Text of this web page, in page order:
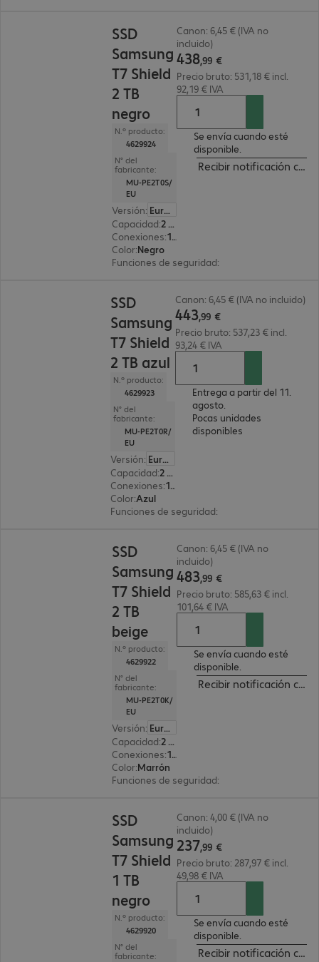
SSD
Samsung
T7 Shield
2 TB
negro
N.º producto:
4629924
N° del
fabricante:
MU-PE2T0S/
EU
Versión:
Europa
Capacidad:
2 TB
Conexiones: 1x USB 3.2 tipo C
Color:Negro
Funciones de seguridad:
Canon: 6,45 € (IVA no
incluido)
438,99 €
Precio bruto: 531,18 € incl.
92,19 € IVA
Se envía cuando esté
disponible.
Recibir notificación
SSD
Samsung
T7 Shield
2 TB azul
N.º producto:
4629923
N° del
fabricante:
MU-PE2T0R/
EU
Versión:
Europa
Capacidad:
2 TB
Conexiones: 1x USB 3.2 tipo C
Color:Azul
Funciones de seguridad:
Canon: 6,45 € (IVA no incluido)
443,99 €
Precio bruto: 537,23 € incl.
93,24 € IVA
Entrega a partir del 11.
agosto.
Pocas unidades
disponibles
SSD
Samsung
T7 Shield
2 TB
beige
N.º producto:
4629922
N° del
fabricante:
MU-PE2T0K/
EU
Versión:
Europa
Capacidad:
2 TB
Conexiones: 1x USB 3.2 tipo C
Color:Marrón
Funciones de seguridad:
Canon: 6,45 € (IVA no
incluido)
483,99 €
Precio bruto: 585,63 € incl.
101,64 € IVA
Se envía cuando esté
disponible.
Recibir notificación
SSD
Samsung
T7 Shield
1 TB
negro
N.º producto:
4629920
N° del
fabricante:
Canon: 4,00 € (IVA no
incluido)
237,99 €
Precio bruto: 287,97 € incl.
49,98 € IVA
Se envía cuando esté
disponible.
Recibir notificación